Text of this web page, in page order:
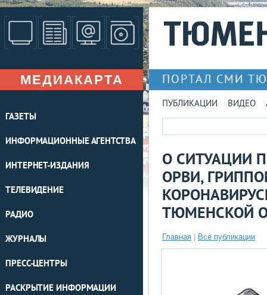
МЕДИАКАРТА
ГАЗЕТЫ
ИНФОРМАЦИОННЫЕ АГЕНТСТВА
ИНТЕРНЕТ-ИЗДАНИЯ
ТЕЛЕВИДЕНИЕ
РАДИО
ЖУРНАЛЫ
ПРЕСС-ЦЕНТРЫ
РАСКРЫТИЕ ИНФОРМАЦИИ
ПОРТАЛ СМИ
ПУБЛИКАЦИИ ВИДЕО
О СИТУАЦИИ
ОРВИ,
ТЮМЕНСКОЙ
Главная Все публикации